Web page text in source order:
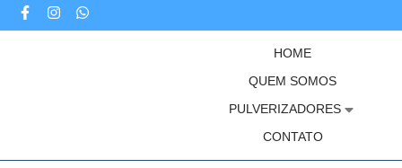
HOME
QUEM SOMOS
PULVERIZADORES
CONTATO